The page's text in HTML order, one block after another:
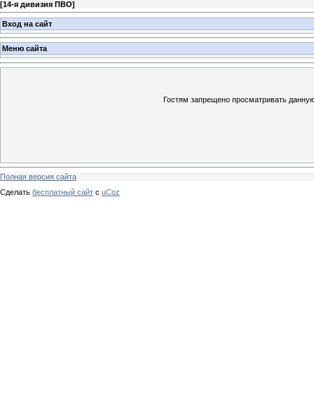
[14-я дивизия ПВО]
Вход на сайт
Меню сайта
Гостям запрещено просматривать
Полная версия сайта
Сделать бесплатный сайт с uCoz